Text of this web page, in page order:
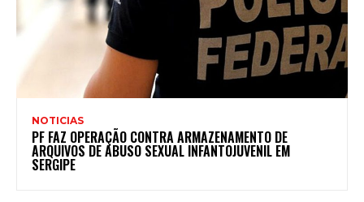
NOTICIAS
PF FAZ OPERAÇÃO CONTRA ARMAZENAMENTO DE
ARQUIVOS DE ABUSO SEXUAL INFANTOJUVENIL EM
SERGIPE